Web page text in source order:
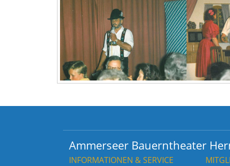
Ammerseer Bauerntheater
INFORMATIONEN & SERVICE